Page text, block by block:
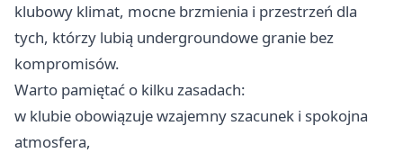
klubowy klimat, mocne brzmienia i przestrzeń dla
tych, którzy lubią undergroundowe granie bez
kompromisów.
Warto pamiętać o kilku zasadach:
w klubie obowiązuje wzajemny szacunek i spokojna
atmosfera,